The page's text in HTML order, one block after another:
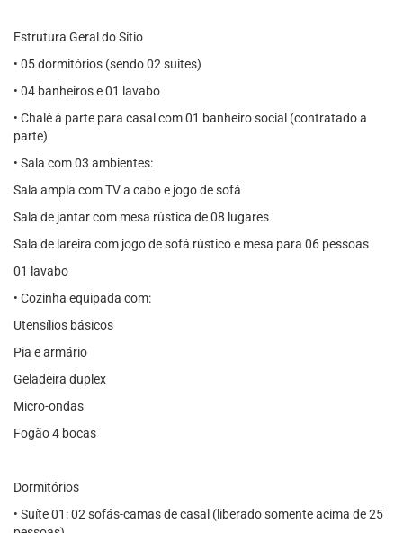
Estrutura Geral do Sítio
• 05 dormitórios (sendo 02 suítes)
• 04 banheiros e 01 lavabo
• Chalé à parte para casal com 01 banheiro social (contratado a
parte)
• Sala com 03 ambientes:
Sala ampla com TV a cabo e jogo de sofá
Sala de jantar com mesa rústica de 08 lugares
Sala de lareira com jogo de sofá rústico e mesa para 06 pessoas
01 lavabo
• Cozinha equipada com:
Utensílios básicos
Pia e armário
Geladeira duplex
Micro-ondas
Fogão 4 bocas
Dormitórios
• Suíte 01: 02 sofás-camas de casal (liberado somente acima de 25